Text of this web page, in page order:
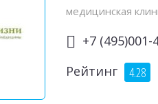
медицинская
+7 (495)001-
Рейтинг
4.28